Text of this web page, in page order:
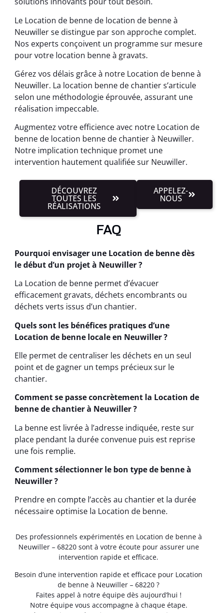
Le Location de benne de location de benne à
Neuwiller se distingue par son approche complet.
Nos experts conçoivent un programme sur mesure
pour votre location benne à gravats.
Gérez vos délais grâce à notre Location de benne à
Neuwiller. La location benne de chantier s’articule
selon une méthodologie éprouvée, assurant une
réalisation impeccable.
Augmentez votre efficience avec notre Location de
benne de location benne de chantier à Neuwiller.
Notre implication technique promet une
intervention hautement qualifiée sur Neuwiller.
DÉCOUVREZ
TOUTES LES
RÉALISATIONS
APPELEZ-
NOUS
FAQ
Pourquoi envisager une Location de benne dès
le début d’un projet à Neuwiller ?
La Location de benne permet d’évacuer
efficacement gravats, déchets encombrants ou
déchets verts issus d’un chantier.
Quels sont les bénéfices pratiques d’une
Location de benne locale en Neuwiller ?
Elle permet de centraliser les déchets en un seul
point et de gagner un temps précieux sur le
chantier.
Comment se passe concrètement la Location de
benne de chantier à Neuwiller ?
La benne est livrée à l’adresse indiquée, reste sur
place pendant la durée convenue puis est reprise
une fois remplie.
Comment sélectionner le bon type de benne à
Neuwiller ?
Prendre en compte l’accès au chantier et la durée
nécessaire optimise la Location de benne.
Des professionnels expérimentés en Location de benne à
Neuwiller – 68220 sont à votre écoute pour assurer une
intervention rapide et efficace.
Besoin d’une intervention rapide et efficace pour Location
de benne à Neuwiller – 68220 ?
Faites appel à notre équipe dès aujourd’hui !
Notre équipe vous accompagne à chaque étape.